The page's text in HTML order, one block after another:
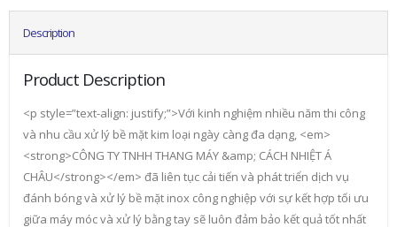
Description
Product Description
<p style=”text-align: justify;”>Với kinh nghiệm nhiều năm thi công
và nhu cầu xử lý bề mặt kim loại ngày càng đa dạng, <em>
<strong>CÔNG TY TNHH THANG MÁY &amp; CÁCH NHIỆT Á
CHÂU</strong></em> đã liên tục cải tiến và phát triển dịch vụ
đánh bóng và xử lý bề mặt inox công nghiệp với sự kết hợp tối ưu
giữa máy móc và xử lý bằng tay sẽ luôn đảm bảo kết quả tốt nhất